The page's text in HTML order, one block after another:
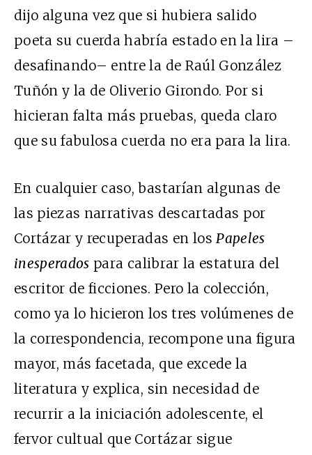
dijo alguna vez que si hubiera salido
poeta su cuerda habría estado en la lira –
desafinando– entre la de Raúl González
Tuñón y la de Oliverio Girondo. Por si
hicieran falta más pruebas, queda claro
que su fabulosa cuerda no era para la lira.
En cualquier caso, bastarían algunas de
las piezas narrativas descartadas por
Cortázar y recuperadas en losPapeles
inesperados para calibrar la estatura del
escritor de ficciones. Pero la colección,
como ya lo hicieron los tres volúmenes de
la correspondencia, recompone una figura
mayor, más facetada, que excede la
literatura y explica, sin necesidad de
recurrir a la iniciación adolescente, el
fervor cultual que Cortázar sigue